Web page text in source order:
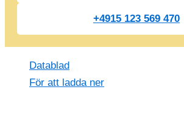
+4915 123 569 470
Datablad
För att ladda ner